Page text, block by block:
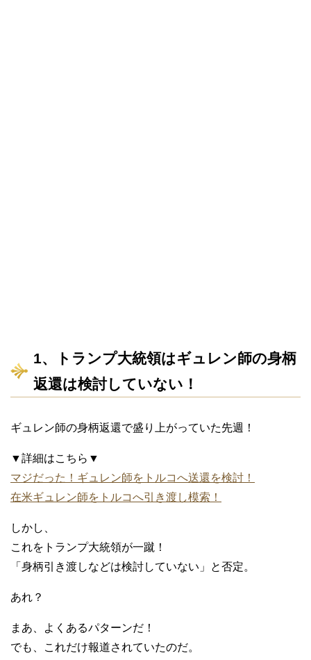
1、トランプ大統領はギュレン師の身柄
返還は検討していない！
ギュレン師の身柄返還で盛り上がっていた先週！
▼詳細はこちら▼
マジだった！ギュレン師をトルコへ送還を検討！
在米ギュレン師をトルコへ引き渡し模索！
しかし、
これをトランプ大統領が一蹴！
「身柄引き渡しなどは検討していない」と否定。
あれ？
まあ、よくあるパターンだ！
でも、これだけ報道されていたのだ。